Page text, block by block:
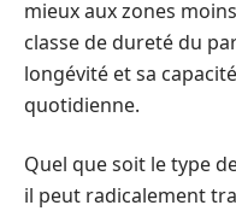
mieux aux zones
classe de dureté du
longévité et sa
quotidienne.
Quel que soit le type
il peut radicalement